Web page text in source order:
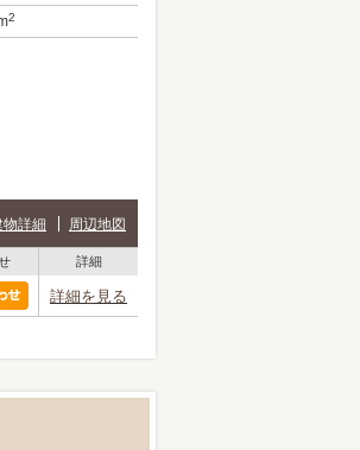
2
物詳細 周辺地図
詳細
詳細を見る